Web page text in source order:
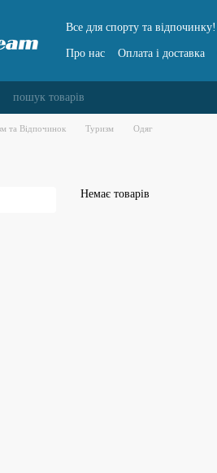
Все для спорту та відпочинку!
Про нас Оплата і доставка
та Відпочинок Туризм Одяг
Немає товарів